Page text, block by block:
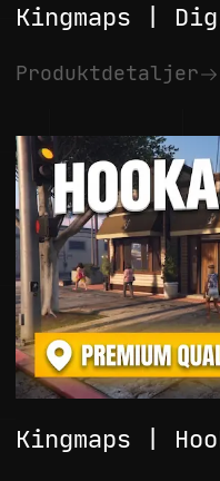
Kingmaps |
Produktdetaljer
Kingmaps |